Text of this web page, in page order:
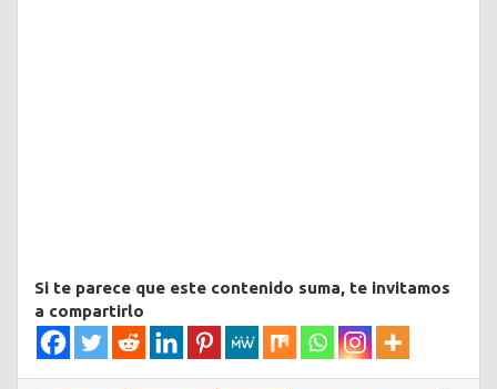
Si te parece que este contenido suma, te invitamos
a compartirlo